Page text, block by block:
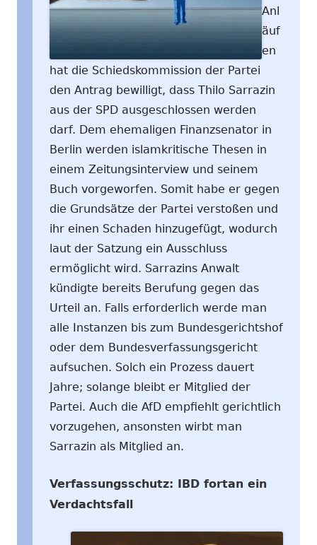
Anl
äuf
en
hat die Schiedskommission der Partei
den Antrag bewilligt, dass Thilo Sarrazin
aus der SPD ausgeschlossen werden
darf. Dem ehemaligen Finanzsenator in
Berlin werden islamkritische Thesen in
einem Zeitungsinterview und seinem
Buch vorgeworfen. Somit habe er gegen
die Grundsätze der Partei verstoßen und
ihr einen Schaden hinzugefügt, wodurch
laut der Satzung ein Ausschluss
ermöglicht wird. Sarrazins Anwalt
kündigte bereits Berufung gegen das
Urteil an. Falls erforderlich werde man
alle Instanzen bis zum Bundesgerichtshof
oder dem Bundesverfassungsgericht
aufsuchen. Solch ein Prozess dauert
Jahre; solange bleibt er Mitglied der
Partei. Auch die AfD empfiehlt gerichtlich
vorzugehen, ansonsten wirbt man
Sarrazin als Mitglied an.
Verfassungsschutz: IBD fortan ein
Verdachtsfall